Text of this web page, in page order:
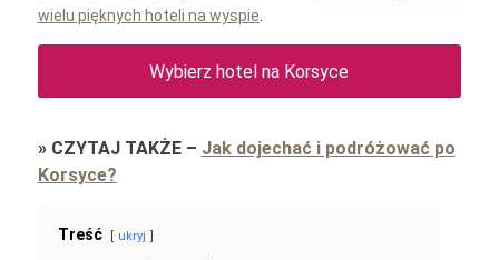
wielu pięknych hoteli na wyspie
Wybierz hotel na Korsyce
» CZYTAJ TAKŻE– Jak dojechać i podróżować po
Korsyce?
Treść ukryj